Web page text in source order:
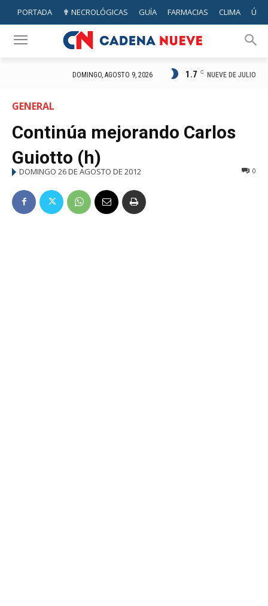
PORTADA ✟ NECROLÓGICAS GUÍA FARMACIAS CLIMA
DOMINGO, AGOSTO 9, 2026 1.7 C NUEVE DE JULIO
GENERAL
Continúa mejorando Carlos
Guiotto (h)
DOMINGO 26 DE AGOSTO DE 2012 0